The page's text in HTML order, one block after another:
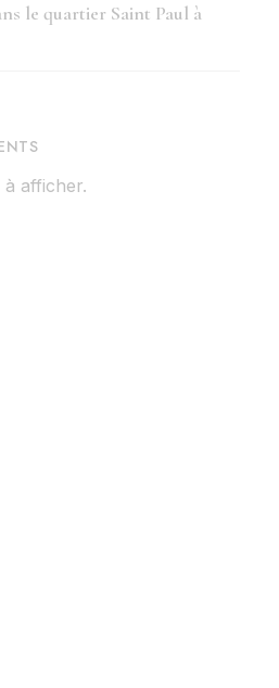
le quartier Saint Paul à
afficher.